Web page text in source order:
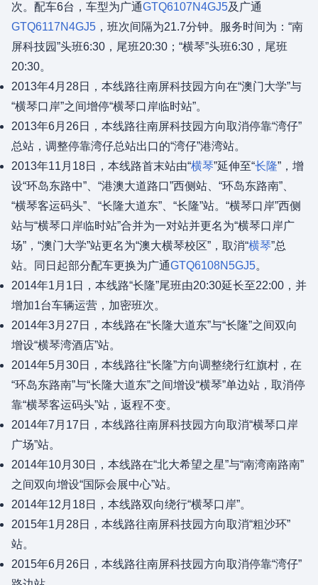
次。配车6台，车型为广通GTQ6107N4GJ5及广通
GTQ6117N4GJ5 ，班次间隔为21.7分钟。服务时间为：“南
屏科技园”头班6:30，尾班20:30；“横琴”头班6:30，尾班
20:30。
2013年4月28日，本线路往南屏科技园方向在“澳门大学”与
“横琴口岸”之间增停“横琴口岸临时站”。
2013年6月26日，本线路往南屏科技园方向取消停靠“湾仔”
总站，调整停靠湾仔总站出口的“湾仔”港湾站。
2013年11月18日，本线路首末站由“横琴”延伸至“长隆”，增
设“环岛东路中”、“港澳大道路口”西侧站、“环岛东路南”、
“横琴客运码头”、“长隆大道东”、“长隆”站。“横琴口岸”西侧
站与“横琴口岸临时站”合并为一对站并更名为“横琴口岸广
场”，“澳门大学”站更名为“澳大横琴校区”，取消“横琴”总
站。同日起部分配车更换为广通GTQ6108N5GJ5。
2014年1月1日，本线路“长隆”尾班由20:30延长至22:00，并
增加1台车辆运营，加密班次。
2014年3月27日，本线路在“长隆大道东”与“长隆”之间双向
增设“横琴湾酒店”站。
2014年5月30日，本线路往“长隆”方向调整绕行红旗村，在
“环岛东路南”与“长隆大道东”之间增设“横琴”单边站，取消停
靠“横琴客运码头”站，返程不变。
2014年7月17日，本线路往南屏科技园方向取消“横琴口岸
广场”站。
2014年10月30日，本线路在“北大希望之星”与“南湾南路南”
之间双向增设“国际会展中心”站。
2014年12月18日，本线路双向绕行“横琴口岸”。
2015年1月28日，本线路往南屏科技园方向取消“粗沙环”
站。
2015年6月26日，本线路往南屏科技园方向取消停靠“湾仔”